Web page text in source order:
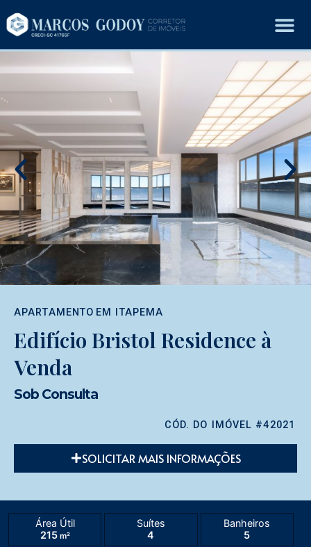
APARTAMENTO EM ITAPEMA
Edifício Bristol Residence à
Venda
Sob Consulta
CÓD. DO IMÓVEL #42021
SOLICITAR MAIS INFORMAÇÕES
Área Útil
215m²
Suítes
4
Banheiros
5